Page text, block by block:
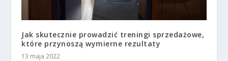
Jak skutecznie prowadzić treningi sprzedażowe,
które przynoszą wymierne rezultaty
13 maja 2022